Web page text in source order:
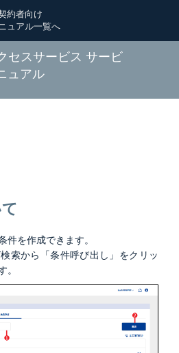
約者向け
ュアル一覧へ
セスサービス サービ
ュアル
件を作成できます。
索から「条件呼び出し」をクリッ
。